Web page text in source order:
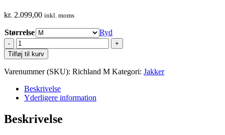
kr. 2.099,00 inkl. moms
Størrelse
Ryd
Nimbus
Richland
M
antal
Tilføj til kurv
Varenummer (SKU): Richland M Kategori: Jakker
Beskrivelse
Yderligere information
Beskrivelse